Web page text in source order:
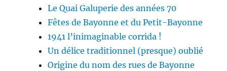
Le Quai Galuperie des années 70
Fêtes de Bayonne et du Petit-Bayonne
1941 l’inimaginable corrida !
Un délice traditionnel (presque) oublié
Origine du nom des rues de Bayonne